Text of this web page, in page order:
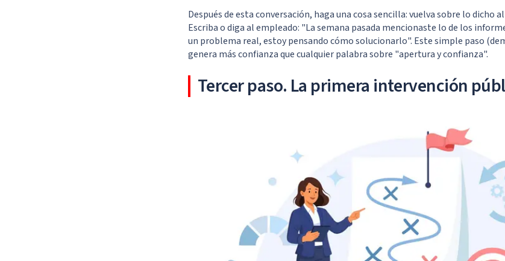
Después de esta conversación, haga una cosa sencilla: vuelva sobre lo dicho
Escriba o diga al empleado: "La semana pasada mencionaste lo de los
un problema real, estoy pensando cómo solucionarlo". Este simple paso
genera más confianza que cualquier palabra sobre "apertura y confianza".
Tercer paso. La primera intervención